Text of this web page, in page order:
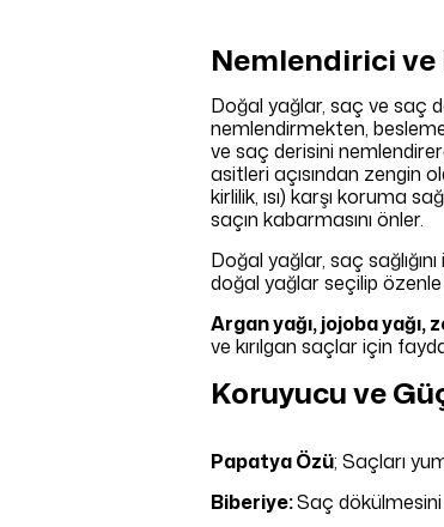
Nemlendirici ve
Doğal yağlar, saç ve saç
nemlendirmekten,
ve saç derisini
asitleri açısından zengin
kirlilik, ısı) karşı koruma
saçın kabarmasını önler.
Doğal yağlar, saç
doğal yağlar seçilip
Argan yağı, jojoba yağı,
ve kırılgan saçlar için
Koruyucu ve
Papatya Özü; Saçları
Biberiye:Saç